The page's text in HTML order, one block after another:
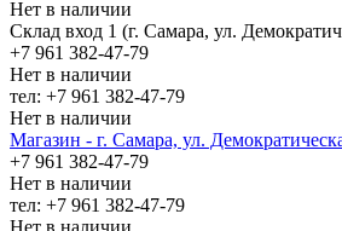
Нет в наличии
Склад вход 1 (г. Самара, ул.
+7 961 382-47-79
Нет в наличии
тел: +7 961 382-47-79
Нет в наличии
Магазин - г. Самара, ул.
+7 961 382-47-79
Нет в наличии
тел: +7 961 382-47-79
Нет в наличии